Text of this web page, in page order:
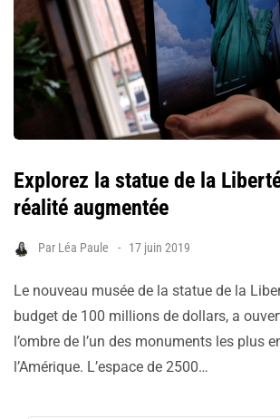
Explorez la statue de la
réalité augmentée
Par Léa Paule 17 juin 2019
Le nouveau musée de la statue de la
budget de 100 millions de dollars, a
l’ombre de l’un des monuments les plus
l’Amérique. L’espace de 2500…